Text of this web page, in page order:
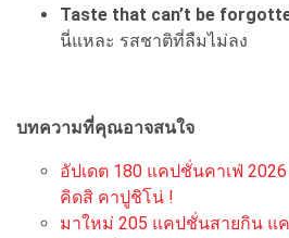
Taste that can’t be
นี่แหละ รสชาติที่ลืมไม่ลง
บทความที่คุณอาจสนใจ
อัปเดต 180 แคปชั่นคาเฟ่
คิดสิ คาปูชิโน่ !
มาใหม่ 205 แคปชั่นสายกิน แ